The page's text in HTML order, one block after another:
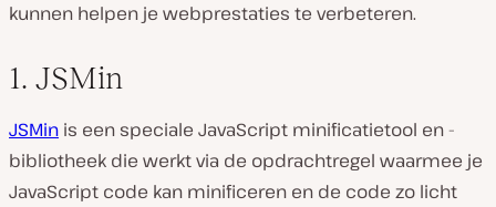
kunnen helpen je webprestaties te verbeteren.
1. JSMin
JSMin is een speciale JavaScript minificatietool en -
bibliotheek die werkt via de opdrachtregel waarmee je
JavaScript code kan minificeren en de code zo licht